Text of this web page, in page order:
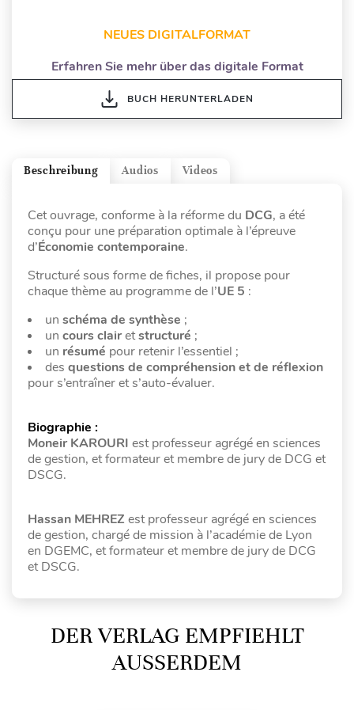
NEUES DIGITALFORMAT
Erfahren Sie mehr über das digitale Format
BUCH HERUNTERLADEN
Videos
Audios
Beschreibung
Cet ouvrage, conforme à la réforme du DCG, a été
conçu pour une préparation optimale à l’épreuve
d’Économie contemporaine.
Structuré sous forme de fiches, il propose pour
chaque thème au programme de l’UE 5 :
un schéma de synthèse ;
un cours clairetstructuré ;
un résumé pour retenir l’essentiel ;
des questions de compréhension et de réflexion
pour s’entraîner et s’auto-évaluer.
Biographie :
Moneir KAROURI est professeur agrégé en sciences
de gestion, et formateur et membre de jury de DCG et
DSCG.
Hassan MEHREZ est professeur agrégé en sciences
de gestion, chargé de mission à l’académie de Lyon
en DGEMC, et formateur et membre de jury de DCG
et DSCG.
DER VERLAG EMPFIEHLT
AUSSERDEM